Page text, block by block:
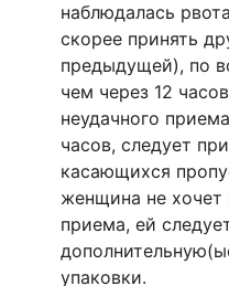
наблюдалась
скорее принять
предыдущей), по
чем через 12
неудачного
часов, следует
касающихся
женщина не
приема, ей
упаковки.